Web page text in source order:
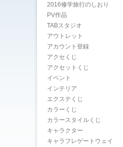
2016修学旅行のしおり
PV作品
TABスタジオ
アウトレット
アカウント登録
アクセくじ
アクセットくじ
イベント
インテリア
エクステくじ
カラーくじ
カラースタイルくじ
キャラクター
キャラフレゲートウェイ